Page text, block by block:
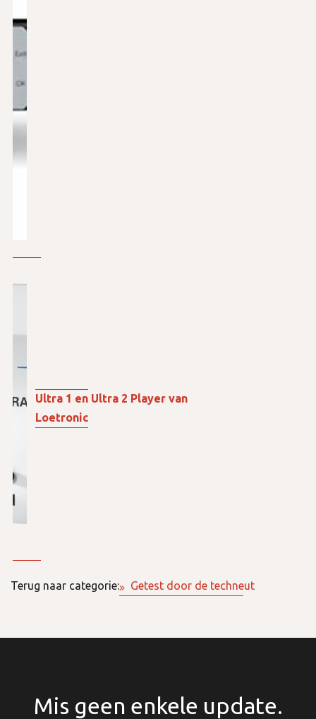
Ultra 1 en Ultra 2 Player van
Loetronic
Terug naar categorie: Getest door de techneut
Mis geen enkele update.